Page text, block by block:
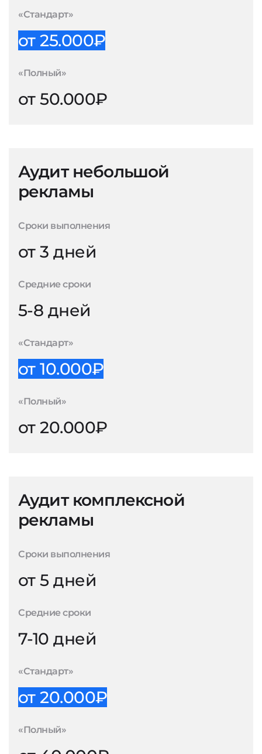
«Стандарт»
от 25.000₽
«Полный»
от 50.000₽
Аудит небольшой
рекламы
Сроки выполнения
от 3 дней
Средние сроки
5-8 дней
«Стандарт»
от 10.000₽
«Полный»
от 20.000₽
Аудит комплексной
рекламы
Сроки выполнения
от 5 дней
Средние сроки
7-10 дней
«Стандарт»
от 20.000₽
«Полный»